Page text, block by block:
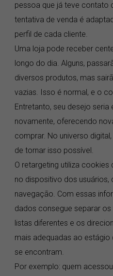
pessoa que já teve contato
tentativa de venda é
perfil de cada cliente.
Uma loja pode receber
longo do dia. Alguns,
diversos produtos, mas
vazias. Isso é normal, e o
Entretanto, seu desejo
novamente, oferecendo
comprar. No universo
de tornar isso possível.
O retargeting utiliza
no dispositivo dos
navegação. Com essas
dados consegue separar
listas diferentes e os
mais adequadas ao estágio
se encontram.
Por exemplo: quem